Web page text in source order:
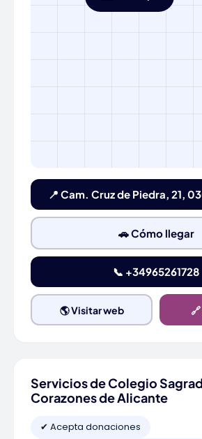
📍 Cam. Cruz de Piedra, 21,
🚗 Cómo llegar
📞 +34965261728
🌎 Visitar web
Servicios de Colegio
Corazones de Alicante
✔ Acepta donaciones